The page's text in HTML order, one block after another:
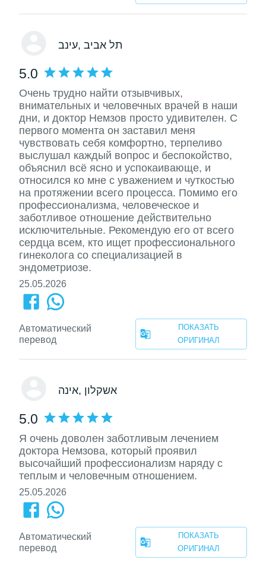
עינב , תל אביב
5.0
Очень трудно найти отзывчивых,
внимательных и человечных врачей в наши
дни, и доктор Немзов просто удивителен. С
первого момента он заставил меня
чувствовать себя комфортно, терпеливо
выслушал каждый вопрос и беспокойство,
объяснил всё ясно и успокаивающе, и
относился ко мне с уважением и чуткостью
на протяжении всего процесса. Помимо его
профессионализма, человеческое и
заботливое отношение действительно
исключительные. Рекомендую его от всего
сердца всем, кто ищет профессионального
гинеколога со специализацией в
эндометриозе.
25.05.2026
ПОКАЗАТЬ
ОРИГИНАЛ
Автоматический
перевод
אינה , אשקלון
5.0
Я очень доволен заботливым лечением
доктора Немзова, который проявил
высочайший профессионализм наряду с
теплым и человечным отношением.
25.05.2026
ПОКАЗАТЬ
ОРИГИНАЛ
Автоматический
перевод